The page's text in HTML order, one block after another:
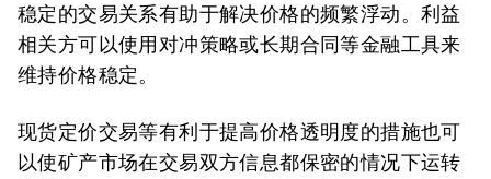
稳定的交易关系有助于解决价格的频繁浮动。利益
相关方可以使用对冲策略或长期合同等金融工具来
维持价格稳定。
现货定价交易等有利于提高价格透明度的措施也可
以使矿产市场在交易双方信息都保密的情况下运转